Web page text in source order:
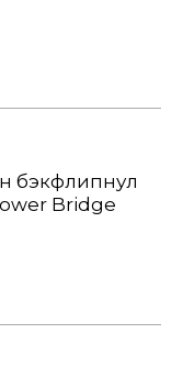
бэкфлипнул
Bridge